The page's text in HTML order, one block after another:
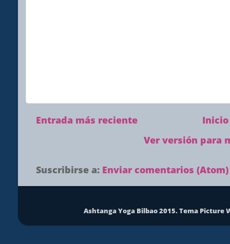
Entrada más reciente
Inicio
Ver versión para
Suscribirse a: Enviar comentarios (Atom)
Ashtanga Yoga Bilbao 2015. Tema